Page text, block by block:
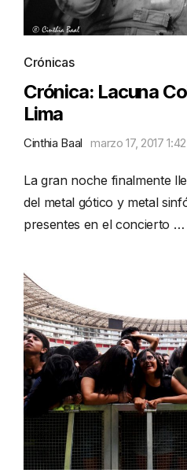
Crónicas
Crónica: Lacuna
Lima
Cinthia Baal marzo 17, 2017
La gran noche finalmente
del metal gótico y metal
presentes en el concierto …